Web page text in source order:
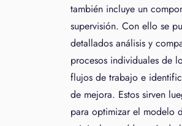
también incluye un
supervisión. Con ello se
detallados análisis y
procesos individuales de
flujos de trabajo e
de mejora. Estos sirven
para optimizar el modelo